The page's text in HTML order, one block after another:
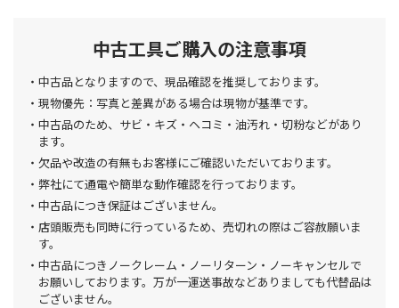
中古工具ご購入の注意事項
中古品となりますので、現品確認を推奨しております。
現物優先：写真と差異がある場合は現物が基準です。
中古品のため、サビ・キズ・ヘコミ・油汚れ・切粉などがあり
ます。
欠品や改造の有無もお客様にご確認いただいております。
弊社にて通電や簡単な動作確認を行っております。
中古品につき保証はございません。
店頭販売も同時に行っているため、売切れの際はご容赦願いま
す。
中古品につきノークレーム・ノーリターン・ノーキャンセルで
お願いしております。万が一運送事故などありましても代替品は
ございません。